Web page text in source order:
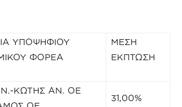
ΥΠΟΨΗΦΙΟΥ
ΦΟΡΕΑ
ΜΕΣΗ
ΕΚΠΤΩΣΗ
ΚΩΤΗΣ ΑΝ. ΟΕ
31,00%